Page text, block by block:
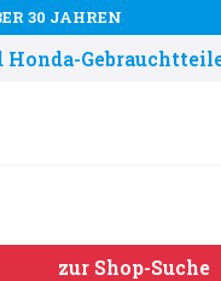
30 JAHREN
zur Shop-Suche